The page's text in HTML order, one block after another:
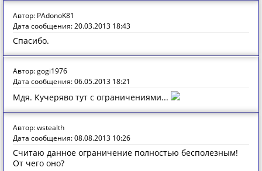
Автор: PAdonoK81
Дата сообщения: 20.03.2013 18:43
Спасибо.
Автор: gogi1976
Дата сообщения: 06.05.2013 18:21
Мдя. Кучеряво тут с ограничениями...
Автор: wstealth
Дата сообщения: 08.08.2013 10:26
Считаю данное ограничение полностью бесполезным!
От чего оно?